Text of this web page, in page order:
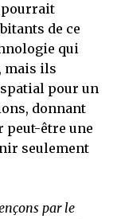
pourrait
de ce
qui
mais ils
pour un
donnant
peut-être une
seulement
par le